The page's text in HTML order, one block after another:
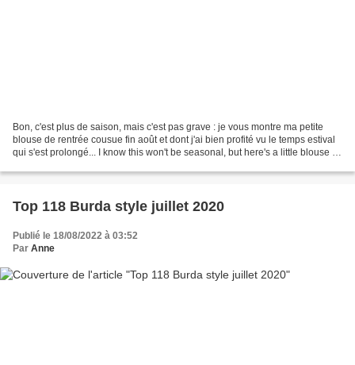
Bon, c'est plus de saison, mais c'est pas grave : je vous montre ma petite
blouse de rentrée cousue fin août et dont j'ai bien profité vu le temps estival
qui s'est prolongé... I know this won't be seasonal, but here's a little blouse I
Top 118 Burda style juillet 2020
Publié le 18/08/2022 à 03:52
Par Anne